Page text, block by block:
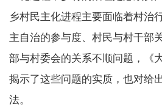
乡村民主化进程主要面临着村治
主自治的参与度、村民与村干部
部与村委会的关系不顺问题，《
揭示了这些问题的实质，也对给
法。